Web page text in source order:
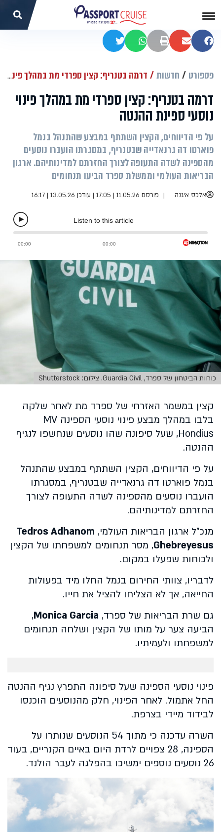
שתפו בפייסבוק
שתפו במיילהדפסהשתפו בוואטסאפשתפו בטוויטר
פספורט חדשות דרמה בטנריף: קצין ספרדי מת במהלך פינוי נוסעי ספינת ההנטה
דרמה בטנריף: קצין ספרדי מת במהלך פינוי
נוסעי ספינת ההנטה
על פי הדיווחים, הקצין השתתף במבצע שהתנהל בנמל
פוארטו דה גרנאדייה שבטנריף, במסגרתו הועברו נוסעים
מהספינה לשדה התעופה לצורך החזרתם למדינותיהם. ארגון
הבריאות העולמי וממשלת ספרד הביעו תנחומים
אלכס איגנה פורסם 11.05.26 | 17:05 | עודכן 13.05.26 | 16:17
כוחות הביטחון של ספרד, Guardia Civil. צילום: Shutterstock
קצין במשמר האזרחי של ספרד מת לאחר שלקה
בלבו במהלך מבצע פינוי נוסעי הספינה MV
Hondius, שעל סיפונה שהו נוסעים שנחשפו לנגיף
ההנטה.
על פי הדיווחים, הקצין השתתף במבצע שהתנהל
בנמל פוארטו דה גרנאדייה שבטנריף, במסגרתו
הועברו נוסעים מהספינה לשדה התעופה לצורך
החזרתם למדינותיהם.
מנכ"ל ארגון הבריאות העולמי, Tedros Adhanom
Ghebreyesus, מסר תנחומים למשפחתו של הקצין
ולכוחות שפעלו במקום.
לדבריו, צוותי החירום בנמל החלו מיד בפעולות
החייאה, אך לא הצליחו להציל את חייו.
גם שרת הבריאות של ספרד, Monica Garcia
,
הביעה צער על מותו של הקצין ושלחה תנחומים
למשפחתו ולעמיתיו.
פינוי נוסעי הספינה שעל סיפונה התפרץ נגיף ההנטה
החל אתמול. לאחר הפינוי, חלק מהנוסעים הוכנסו
לבידוד מיידי בצרפת.
השרה עדכנה כי מתוך 54 הנוסעים שנותרו על
הספינה, 28 צפויים לרדת היום באיים הקנריים, בעוד
26 נוסעים נוספים ימשיכו בהפלגה לעבר הולנד.